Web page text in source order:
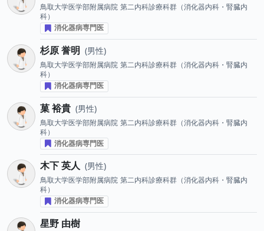
鳥取大学医学部附属病院 第二内科診療科群（消化器内科・腎臓内
科）
消化器病専門医
杉原 誉明 男性
鳥取大学医学部附属病院 第二内科診療科群（消化器内科・腎臓内
科）
消化器病専門医
菓 裕貴 男性
鳥取大学医学部附属病院 第二内科診療科群（消化器内科・腎臓内
科）
消化器病専門医
木下 英人 男性
鳥取大学医学部附属病院 第二内科診療科群（消化器内科・腎臓内
科）
消化器病専門医
星野 由樹